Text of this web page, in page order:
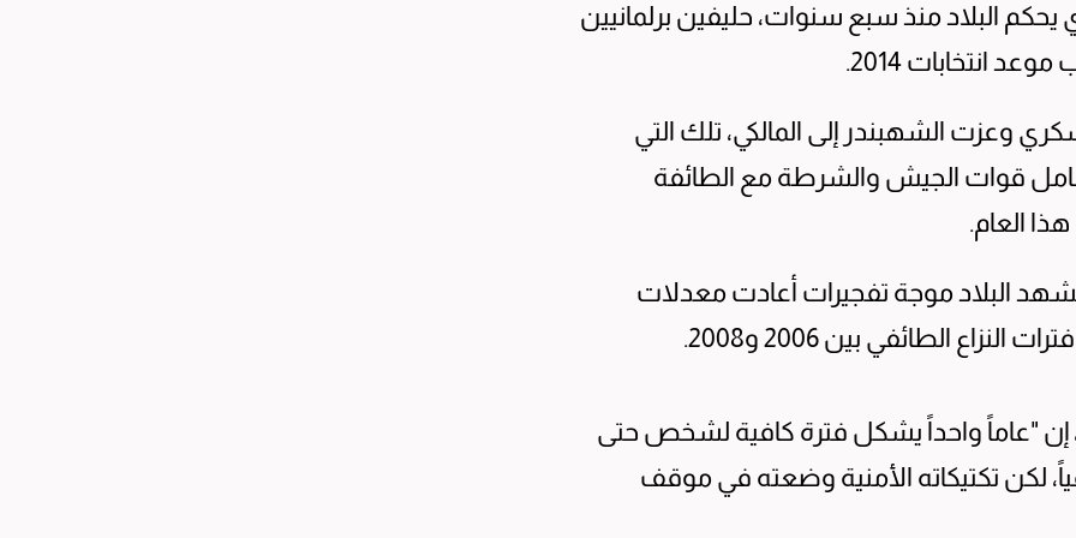
يحكم البلاد منذ سبع سنوات، حليفين برلمانيين
انتخابات 2014.
وعزت الشهبندر إلى المالكي، تلك التي
قوات الجيش والشرطة مع الطائفة
العام.
البلاد موجة تفجيرات أعادت معدلات
الطائفي بين 2006 و2008.
إن "عاماً واحداً يشكل فترة كافية لشخص حتى
لكن تكتيكاته الأمنية وضعته في موقف